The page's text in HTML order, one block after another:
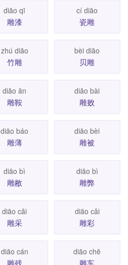
diāo qī
雕漆
cí diāo
瓷雕
zhú diāo
竹雕
bèi diāo
贝雕
diāo ān
雕鞍
diāo bài
雕败
diāo báo
雕薄
diāo bèi
雕被
diāo bì
雕敝
diāo bì
雕弊
diāo căi
雕采
diāo căi
雕彩
diāo cán
雕残
diāo chē
雕车